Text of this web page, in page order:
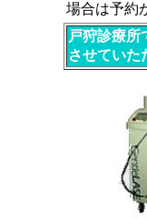
場合は予約
戸狩診療
させていた